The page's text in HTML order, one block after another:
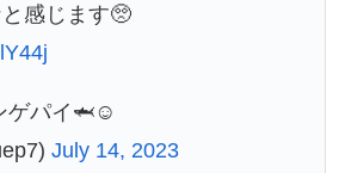
感じます🥺
ゲパイ🦈☺︎
July 14, 2023